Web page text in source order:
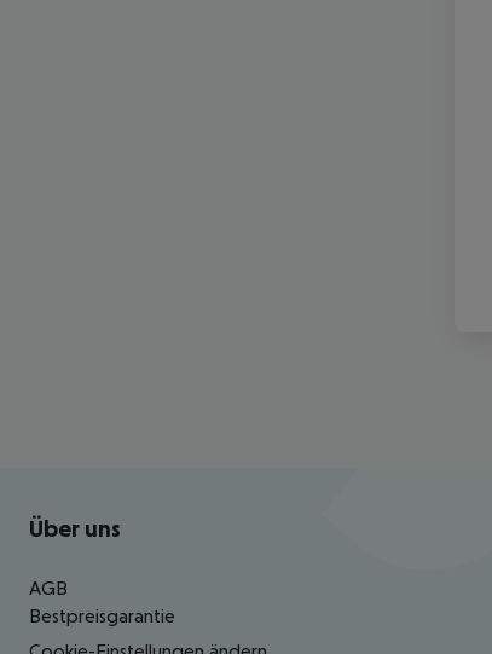
Footer navigation
Über uns
AGB
Bestpreisgarantie